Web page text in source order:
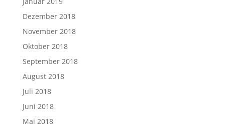
Dezember 2018
November 2018
Oktober 2018
September 2018
August 2018
Juli 2018
Juni 2018
Mai 2018